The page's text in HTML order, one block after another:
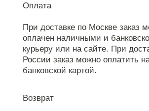
Оплата
При доставке по Москве заказ
оплачен наличными и
курьеру или на сайте. При
России заказ можно оплатить
банковской картой.
Возврат